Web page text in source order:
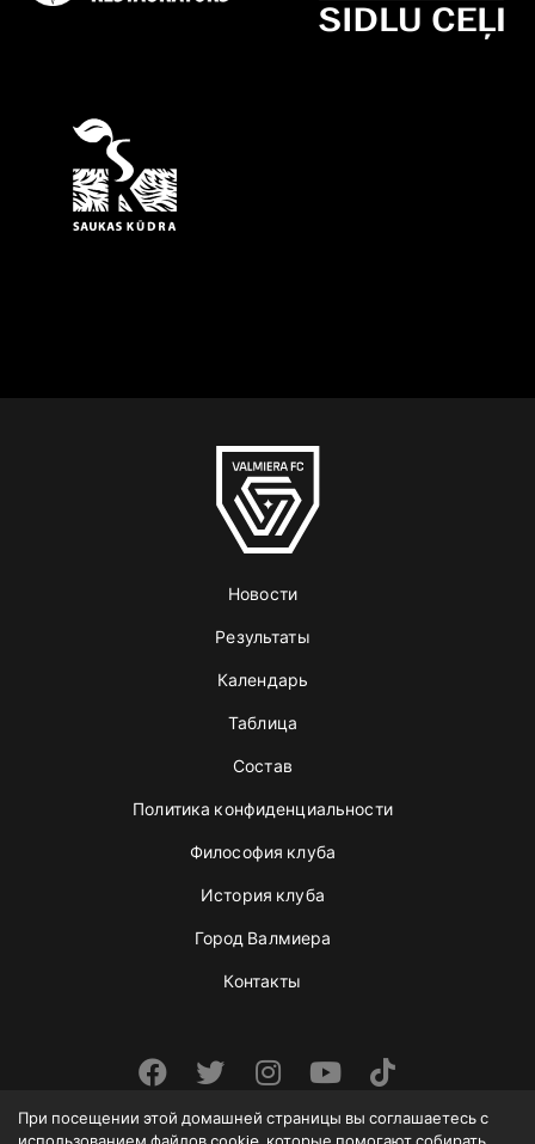
Новости
Результаты
Календарь
Таблица
Состав
Политика конфиденциальности
Философия клуба
История клуба
Город Валмиера
Контакты
При посещении этой домашней страницы вы соглашаетесь с